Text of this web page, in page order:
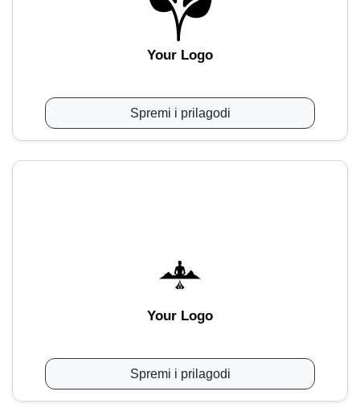
Your Logo
Spremi i prilagodi
Your Logo
Spremi i prilagodi